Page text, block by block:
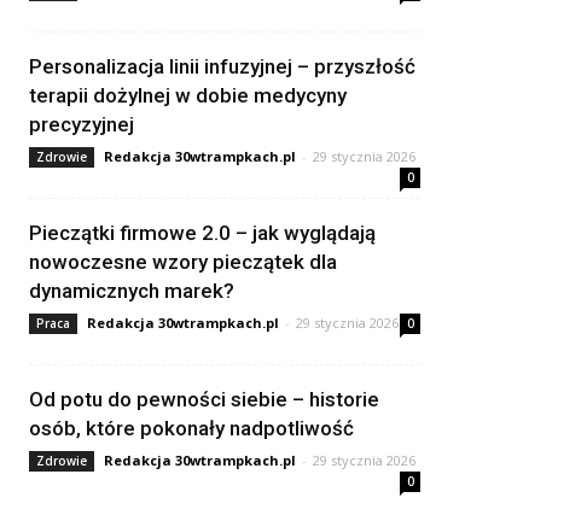
Personalizacja linii infuzyjnej – przyszłość
terapii dożylnej w dobie medycyny
precyzyjnej
Zdrowie Redakcja 30wtrampkach.pl - 29 stycznia 2026
0
Pieczątki firmowe 2.0 – jak wyglądają
nowoczesne wzory pieczątek dla
dynamicznych marek?
Praca Redakcja 30wtrampkach.pl - 29 stycznia 2026 0
Od potu do pewności siebie – historie
osób, które pokonały nadpotliwość
Zdrowie Redakcja 30wtrampkach.pl - 29 stycznia 2026
0